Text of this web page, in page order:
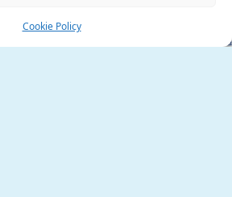
Cookie Policy
Önkormányzata